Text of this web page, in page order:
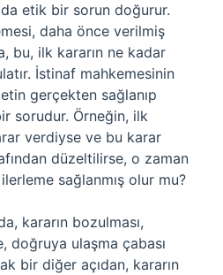
etik bir sorun doğurur.
daha önce verilmiş
bu, ilk kararın ne kadar
İstinaf mahkemesinin
gerçekten sağlanıp
sorudur. Örneğin, ilk
verdiyse ve bu karar
düzeltilirse, o zaman
sağlanmış olur mu?
kararın bozulması,
doğruya ulaşma çabası
bir diğer açıdan, kararın